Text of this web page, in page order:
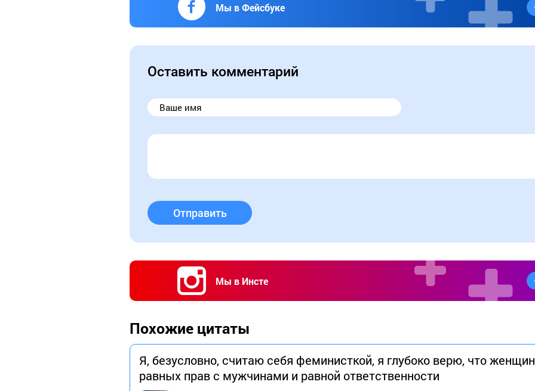
Мы в Фейсбуке
Оставить комментарий
Отправить
Мы в Инсте
Похожие цитаты
Я, безусловно, считаю себя феминисткой, я глубоко верю, что
равных прав с мужчинами и равной ответственности